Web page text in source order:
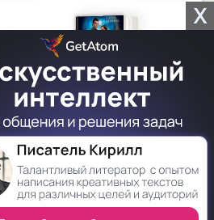
Осколки вечности в
Академии Судьбы
| contact@knigofil.org
X